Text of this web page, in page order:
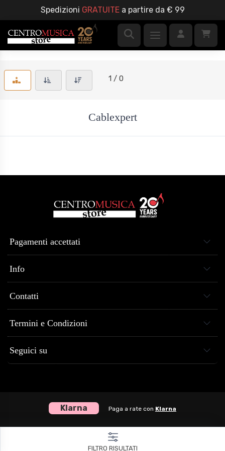
Spedizioni GRATUITEa partire da € 99
1 / 0
Cablexpert
Pagamenti accettati
Info
Contatti
Termini e Condizioni
Seguici su
FILTRO RISULTATI
Klarna Paga a rate con Klarna
Centro Musica Store® dal 2005 al tuo servizio - P.Iva 04307120651